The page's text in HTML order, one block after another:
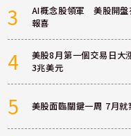
3
AI概念股領軍 美股開
報喜
4
美股8月第一個交易日
3兆美元
5 美股面臨關鍵一周 7月